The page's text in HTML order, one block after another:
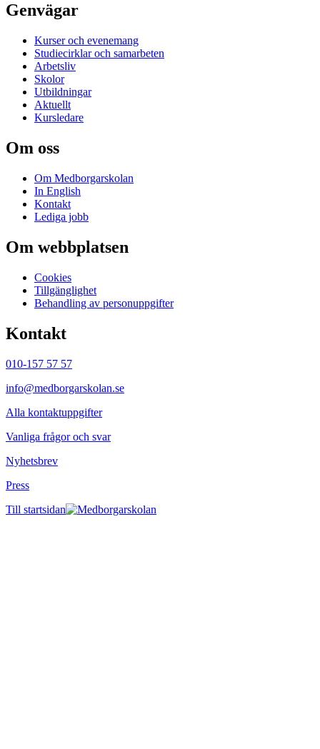
Genvägar
Kurser och evenemang
Studiecirklar och samarbeten
Arbetsliv
Skolor
Utbildningar
Aktuellt
Kursledare
Om oss
Om Medborgarskolan
In English
Kontakt
Lediga jobb
Om webbplatsen
Cookies
Tillgänglighet
Behandling av personuppgifter
Kontakt
010-157 57 57
info@medborgarskolan.se
Alla kontaktuppgifter
Vanliga frågor och svar
Nyhetsbrev
Press
Till startsidan